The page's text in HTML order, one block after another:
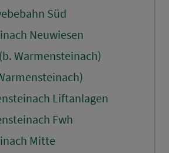
Süd
Neuwiesen
Warmensteinach)
Liftanlagen
Fwh
Mitte